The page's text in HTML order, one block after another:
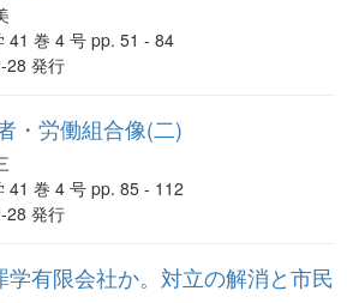
41 巻 4 号 pp. 51 - 84
28 発行
・労働組合像(二)
41 巻 4 号 pp. 85 - 112
28 発行
学有限会社か。対立の解消と市民